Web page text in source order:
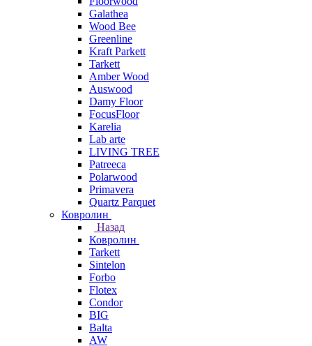
Galathea
Wood Bee
Greenline
Kraft Parkett
Tarkett
Amber Wood
Auswood
Damy Floor
FocusFloor
Karelia
Lab arte
LIVING TREE
Patreeca
Polarwood
Primavera
Quartz Parquet
Ковролин
Назад
Ковролин
Tarkett
Sintelon
Forbo
Flotex
Condor
BIG
Balta
AW